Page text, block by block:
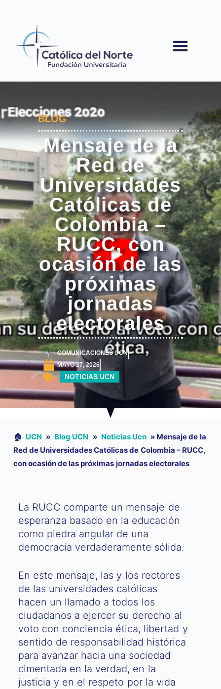
BLOG
Mensaje de la
Red de
Universidades
Católicas de
Colombia –
RUCC, con
ocasión de las
próximas
jornadas
electorales
COMUNICACIONES UCN
MAYO 27, 2026
NOTICIAS UCN
🏠︎ UCN » Blog UCN » Noticias Ucn » Mensaje de la
Red de Universidades Católicas de Colombia – RUCC,
con ocasión de las próximas jornadas electorales
La RUCC comparte un mensaje de
esperanza basado en la educación
como piedra angular de una
democracia verdaderamente sólida.
En este mensaje, las y los rectores
de las universidades católicas
hacen un llamado a todos los
ciudadanos a ejercer su derecho al
voto con conciencia ética, libertad y
sentido de responsabilidad histórica
para avanzar hacia una sociedad
cimentada en la verdad, en la
justicia y en el respeto por la vida